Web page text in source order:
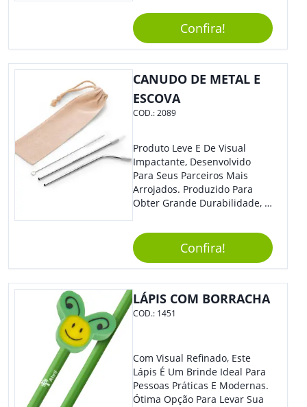
O Brinde Se Adequa A
Diversos Públicos. Não Perca
A Chance De Elevar A
Visibilidade De Sua Empresa!
Confira!
CANUDO DE METAL E
ESCOVA
COD.:2089
Produto Leve E De Visual
Impactante, Desenvolvido
Para Seus Parceiros Mais
Arrojados. Produzido Para
Obter Grande Durabilidade, É
Sua Marca De Forma Estilosa,
Agregando Valor Para Sua
Empresa Em Eventos.
Confira!
LÁPIS COM BORRACHA
COD.: 1451
Com Visual Refinado, Este
Lápis É Um Brinde Ideal Para
Pessoas Práticas E Modernas.
Ótima Opção Para Levar Sua